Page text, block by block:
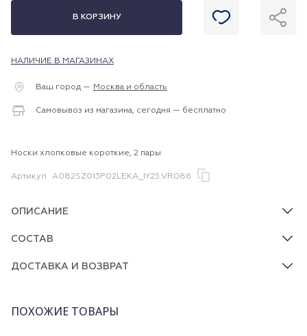
В КОРЗИНУ
НАЛИЧИЕ В МАГАЗИНАХ
Ваш город — Москва и область
Самовывоз из магазина, сегодня — бесплатно
Носки хлопковые короткие, 2 пары
Артикул A082SZ013P02LEKA_IY25.VR086
ОПИСАНИЕ
СОСТАВ
ДОСТАВКА И ВОЗВРАТ
ПОХОЖИЕ ТОВАРЫ